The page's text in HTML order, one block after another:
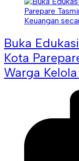
Buka
Kota
Warga